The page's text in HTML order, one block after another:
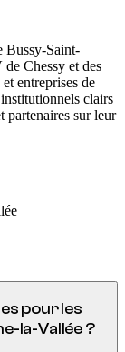
Bussy-Saint-
Chessy et des
entreprises de
clairs
partenaires sur leur
pour les
la-Vallée ?